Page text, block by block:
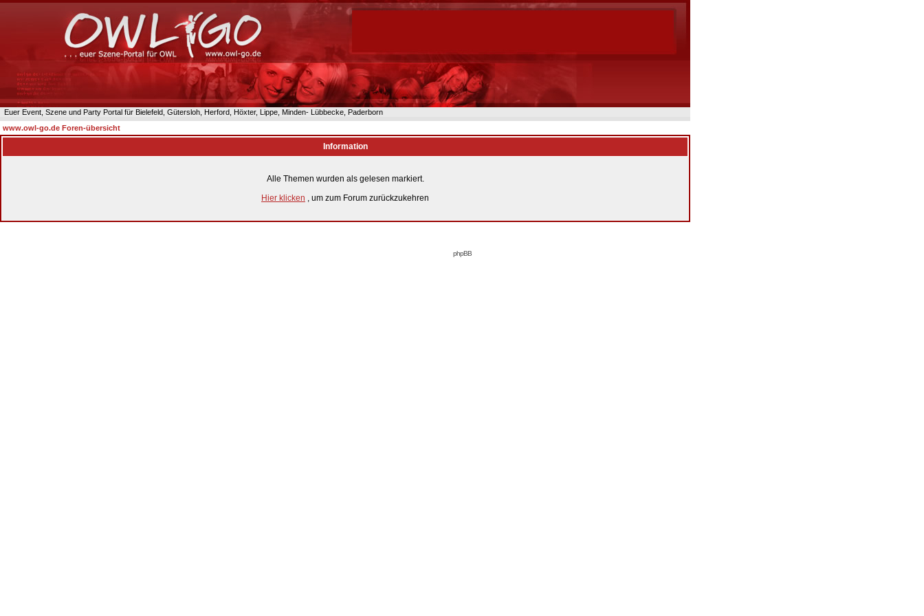
Euer Event, Szene und Party Portal für Bielefeld, Gütersloh, Herford, Höxter, Lippe, Minden- Lübbecke, Paderborn
www.owl-go.de Foren-übersicht
Information
Alle Themen wurden als gelesen markiert.
Hier klicken , um zum Forum zurückzukehren
phpBB